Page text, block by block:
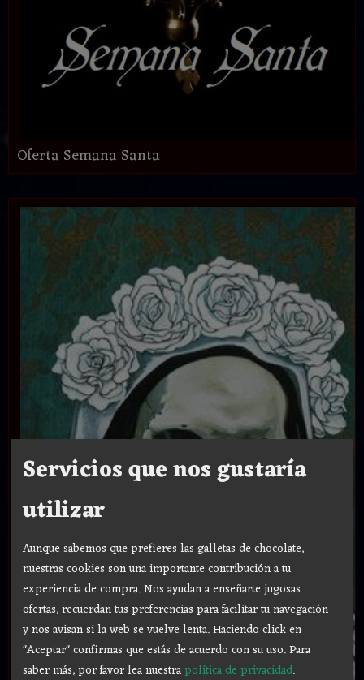
Oferta Semana Santa
Servicios que nos gustaría
utilizar
Aunque sabemos que prefieres las galletas de chocolate,
nuestras cookies son una importante contribución a tu
experiencia de compra. Nos ayudan a enseñarte jugosas
ofertas, recuerdan tus preferencias para facilitar tu navegación
y nos avisan si la web se vuelve lenta. Haciendo click en
"Aceptar" confirmas que estás de acuerdo con su uso.Para
saber más, por favor lea nuestrapolítica de privacidad.